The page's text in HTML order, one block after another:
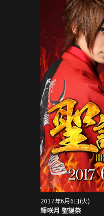
2017年6月6日(火)
輝咲月 聖誕祭